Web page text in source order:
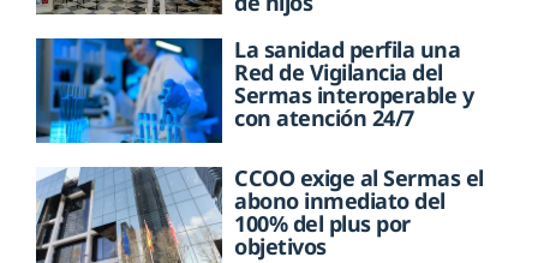
La sanidad perfila una
Red de Vigilancia del
Sermas interoperable y
con atención 24/7
CCOO exige al Sermas el
abono inmediato del
100% del plus por
objetivos